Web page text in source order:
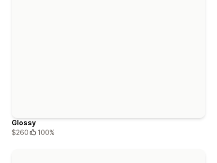
Glossy
$260
100%